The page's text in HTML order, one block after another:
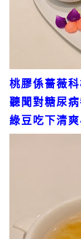
桃膠係薔薇
聽聞對糖尿
綠豆吃下清